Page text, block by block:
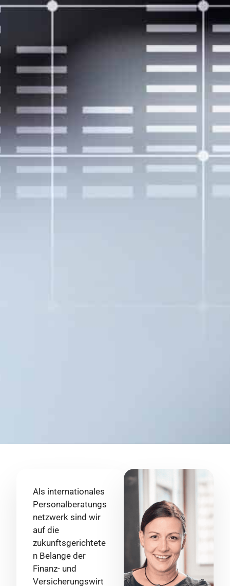
Als internationales
Personalberatungs
netzwerk sind wir
auf die
zukunftsgerichtete
n Belange der
Finanz- und
Versicherungswirt